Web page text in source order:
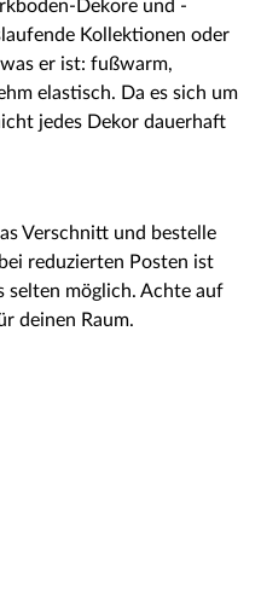
Dekore und -
Kollektionen oder
er ist: fußwarm,
elastisch. Da es sich um
jedes Dekor dauerhaft
Verschnitt und bestelle
reduzierten Posten ist
selten möglich. Achte auf
deinen Raum.